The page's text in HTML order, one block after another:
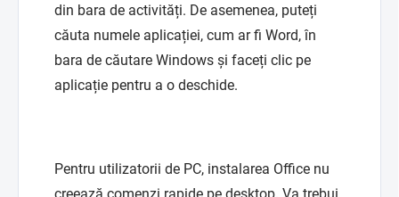
din bara de activități. De asemenea, puteți
căuta numele aplicației, cum ar fi Word, în
bara de căutare Windows și faceți clic pe
aplicație pentru a o deschide.
Pentru utilizatorii de PC, instalarea Office nu